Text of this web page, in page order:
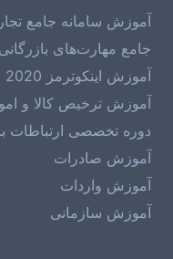
آموزش سامانه جامع
جامع مهارت‌های
آموزش اینکوترمز 2020
آموزش ترخیص کالا و
دوره تخصصی ارتباطات
آموزش صادرات
آموزش واردات
آموزش سازمانی